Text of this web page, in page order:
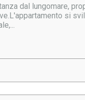
dal lungomare,
si